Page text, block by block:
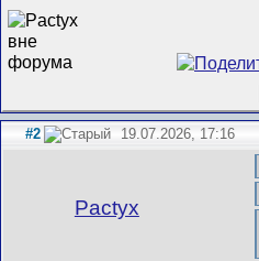
#2 19.07.2026, 17:16
Pactyx